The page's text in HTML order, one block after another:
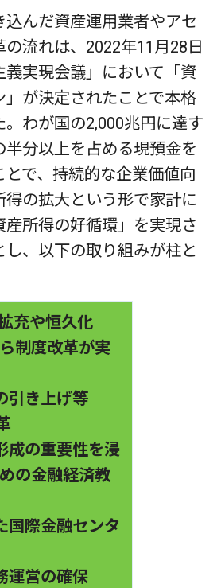
込んだ資産運用業者やアセ
流れは、2022年11月28日
義実現会議」において「資
」が決定されたことで本格
わが国の2,000兆円に達す
半分以上を占める現預金を
で、持続的な企業価値向
の拡大という形で家計に
産所得の好循環」を実現さ
し、以下の取り組みが柱と
充や恒久化
制度改革が実
引き上げ等
成の重要性を浸
の金融経済教
国際金融センタ
運営の確保